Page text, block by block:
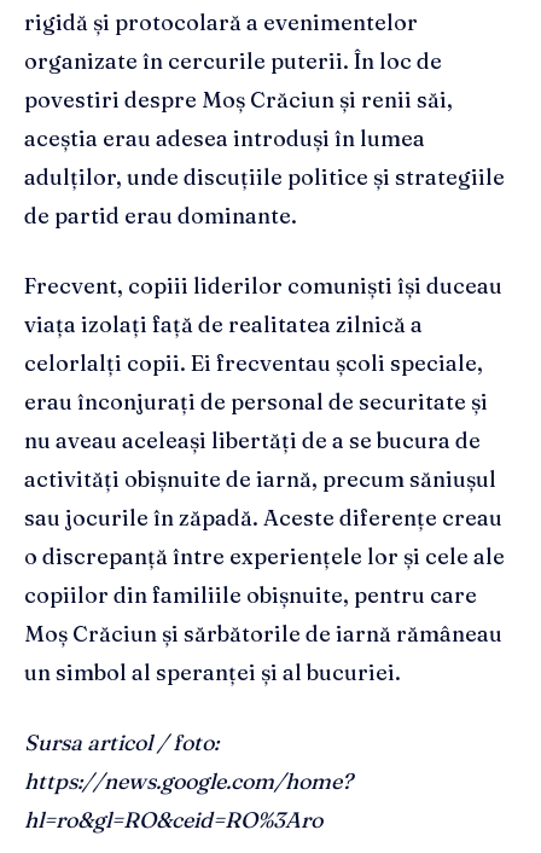
rigidă și protocolară a evenimentelor
organizate în cercurile puterii. În loc de
povestiri despre Moș Crăciun și renii săi,
aceștia erau adesea introduși în lumea
adulților, unde discuțiile politice și strategiile
de partid erau dominante.
Frecvent, copiii liderilor comuniști își duceau
viața izolați față de realitatea zilnică a
celorlalți copii. Ei frecventau școli speciale,
erau înconjurați de personal de securitate și
nu aveau aceleași libertăți de a se bucura de
activități obișnuite de iarnă, precum săniușul
sau jocurile în zăpadă. Aceste diferențe creau
o discrepanță între experiențele lor și cele ale
copiilor din familiile obișnuite, pentru care
Moș Crăciun și sărbătorile de iarnă rămâneau
un simbol al speranței și al bucuriei.
Sursa articol / foto:
https://news.google.com/home?
hl=ro&gl=RO&ceid=RO%3Aro